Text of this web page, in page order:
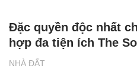
NHÀ ĐẤT
Đặc quyền độc nhất
hợp đa tiện ích The